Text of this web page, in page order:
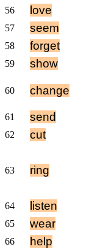
56
love
57
seem
58
forget
59
show
60 change
61 send
62
cut
63 ring
64 listen
65
wear
66
help